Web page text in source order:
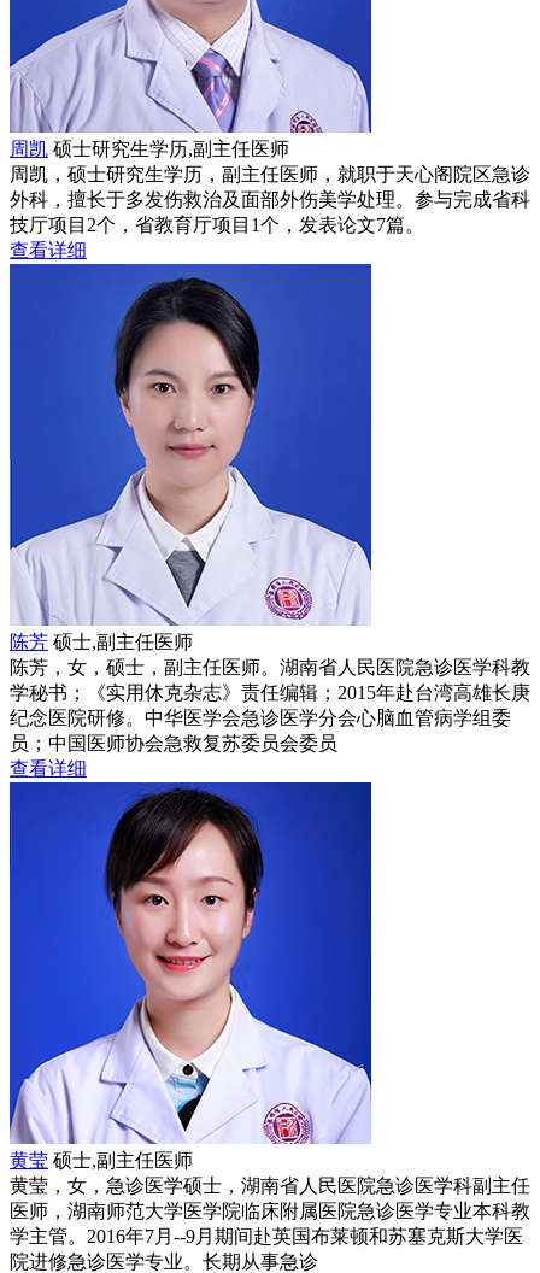
周凯 硕士研究生学历,副主任医师
周凯，硕士研究生学历，副主任医师，就职于天心阁院区急诊
外科，擅长于多发伤救治及面部外伤美学处理。参与完成省科
技厅项目2个，省教育厅项目1个，发表论文7篇。
查看详细
陈芳 硕士,副主任医师
陈芳，女，硕士，副主任医师。湖南省人民医院急诊医学科教
学秘书；《实用休克杂志》责任编辑；2015年赴台湾高雄长庚
纪念医院研修。中华医学会急诊医学分会心脑血管病学组委
员；中国医师协会急救复苏委员会委员
查看详细
黄莹 硕士,副主任医师
黄莹，女，急诊医学硕士，湖南省人民医院急诊医学科副主任
医师，湖南师范大学医学院临床附属医院急诊医学专业本科教
学主管。2016年7月--9月期间赴英国布莱顿和苏塞克斯大学医
院进修急诊医学专业。长期从事急诊